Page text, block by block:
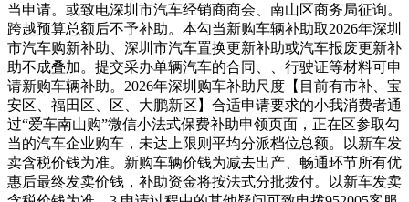
当申请。或致电深圳市汽车经销商商会、南山区商务局征询。
跨越预算总额后不予补助。本勾当新购车辆补助取2026年深圳
市汽车购新补助、深圳市汽车置换更新补助或汽车报废更新补
助不成叠加。提交采办单辆汽车的合同、、行驶证等材料可申
请新购车辆补助。2026年深圳购车补助尺度【目前有市补、宝
安区、福田区、区、大鹏新区】合适申请要求的小我消费者通
过“爱车南山购”微信小法式保费补助申领页面，正在区参取勾
当的汽车企业购车，未达上限则平均分派档位总额。以新车发
卖含税价钱为准。新购车辆价钱为减去出产、畅通环节所有优
惠后最终发卖价钱，补助资金将按法式分批拨付。以新车发卖